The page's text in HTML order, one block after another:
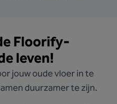
Floorify-
leven!
jouw oude vloer in te
duurzamer te zijn.